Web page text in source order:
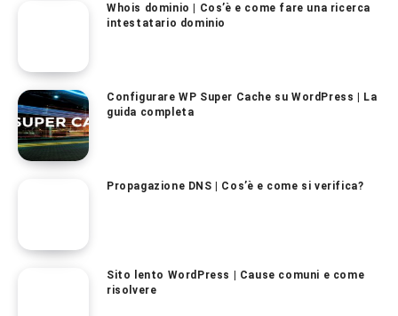
Whois dominio | Cos’è e come fare una ricerca
intestatario dominio
Configurare WP Super Cache su WordPress | La
guida completa
Propagazione DNS | Cos’è e come si verifica?
Sito lento WordPress | Cause comuni e come
risolvere